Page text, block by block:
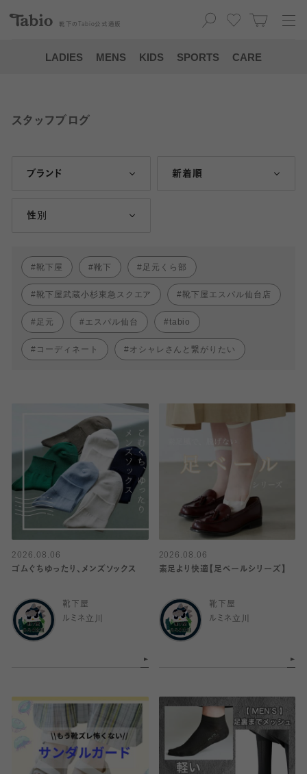
靴下の Tabio 公式通販
LADIES MENS KIDS SPORTS CARE
スタッフブログ
ブランド 新着順
性別
靴下屋 靴下 足元くら部
靴下屋武蔵小杉東急スクエア 靴下屋エスパル仙台店
足元 エスパル仙台 tabio
コーディネート オシャレさんと繋がりたい
2026.08.06
ゴムぐちゆったり、メンズソックス
靴下屋
ルミネ立川
2026.08.06
素足より快適【足ベールシリーズ】
靴下屋
ルミネ立川